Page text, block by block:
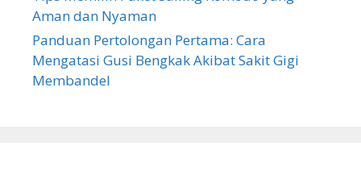
Aman dan Nyaman
Panduan Pertolongan Pertama: Cara
Mengatasi Gusi Bengkak Akibat Sakit Gigi
Membandel